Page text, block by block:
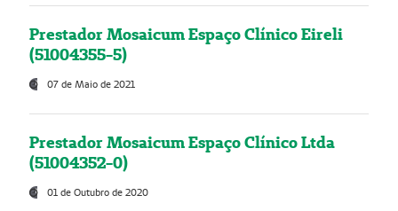
Prestador Mosaicum Espaço Clínico Eireli
(51004355-5)
07 de Maio de 2021
Prestador Mosaicum Espaço Clínico Ltda
(51004352-0)
01 de Outubro de 2020